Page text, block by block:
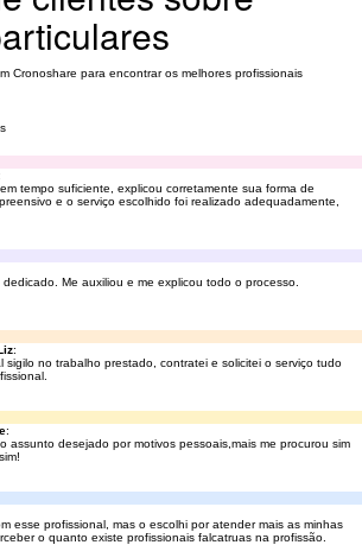
Cronoshare para encontrar os melhores profissionais
tempo suficiente, explicou corretamente sua forma de
e o serviço escolhido foi realizado adequadamente,
Me auxiliou e me explicou todo o processo.
:
sigilo no trabalho prestado, contratei e solicitei o serviço tudo
:
assunto desejado por motivos pessoais,mais me procurou sim
esse profissional, mas o escolhi por atender mais as minhas
o quanto existe profissionais falcatruas na profissão.